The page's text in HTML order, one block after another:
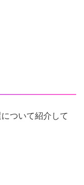
ついて紹介して